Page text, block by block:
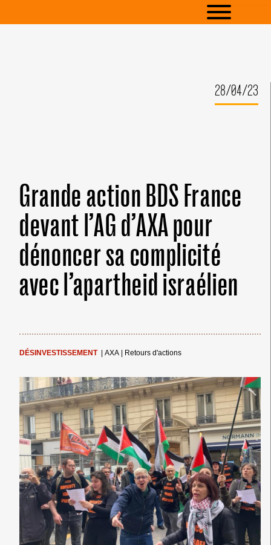
28/04/23
Grande action BDS France
devant l’AG d’AXA pour
dénoncer sa complicité
avec l’apartheid israélien
DÉSINVESTISSEMENT AXA Retours d'actions
← Merci ! →